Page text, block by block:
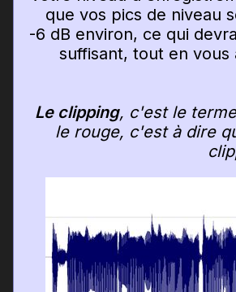
que vos pics de niveau
-6 dB environ, ce qui
suffisant, tout en
Le clipping, c'est le
le rouge, c'est à dire